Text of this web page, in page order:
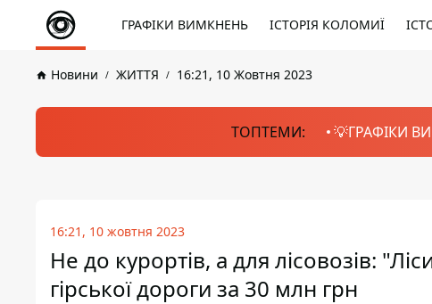
ГРАФІКИ ВИМКНЕНЬ ІСТОРІЯ КОЛОМИЇ
Новини ЖИТТЯ 16:21, 10 Жовтня 2023
ТОПТЕМИ: 💡ГРАФІКИ
16:21, 10 жовтня 2023
Не до курортів, а для лісовозів:
гірської дороги за 30 млн грн